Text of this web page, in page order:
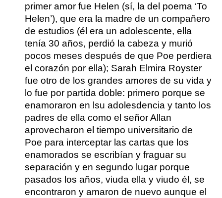
primer amor fue Helen (sí, la del poema ‘To
Helen’), que era la madre de un compañero
de estudios (él era un adolescente, ella
tenía 30 años, perdió la cabeza y murió
pocos meses después de que Poe perdiera
el corazón por ella); Sarah Elmira Royster
fue otro de los grandes amores de su vida y
lo fue por partida doble: primero porque se
enamoraron en lsu adolesdencia y tanto los
padres de ella como el señor Allan
aprovecharon el tiempo universitario de
Poe para interceptar las cartas que los
enamorados se escribían y fraguar su
separación y en segundo lugar porque
pasados los años, viuda ella y viudo él, se
encontraron y amaron de nuevo aunque el